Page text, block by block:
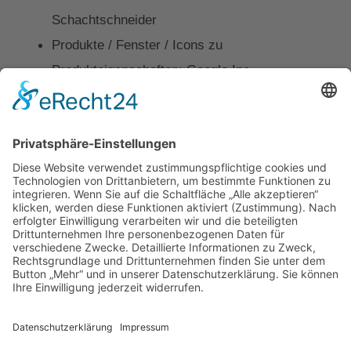
Schachtschneider
Produkte / Fenster / Icons zu
Produkteigenschaften: Google Inc.
Produkte / Fenster / Profilschnitt Fenster:
Produkte / Haustüren / Beispielhaustür Teaser:
Rodenberg Türsysteme AG
Kontakt Impressum Datenschutz
Walter Fenster + Türen
34132 Kassel
Telefon: 0561 94099-0